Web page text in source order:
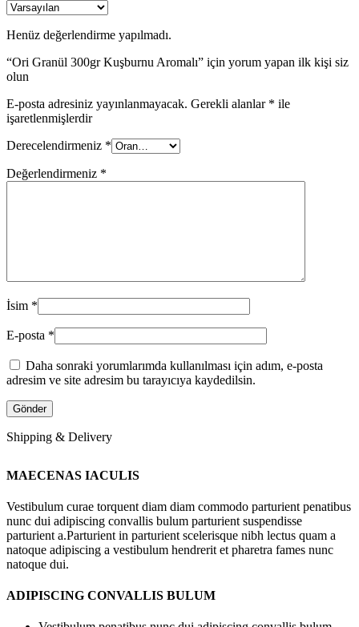
Henüz değerlendirme yapılmadı.
“Ori Granül 300gr Kuşburnu Aromalı” için yorum yapan ilk kişi siz
olun
E-posta adresiniz yayınlanmayacak. Gerekli alanlar * ile
işaretlenmişlerdir
Derecelendirmeniz *
Değerlendirmeniz *
İsim *
E-posta *
Daha sonraki yorumlarımda kullanılması için adım, e-posta
adresim ve site adresim bu tarayıcıya kaydedilsin.
Shipping & Delivery
MAECENAS IACULIS
Vestibulum curae torquent diam diam commodo parturient penatibus
nunc dui adipiscing convallis bulum parturient suspendisse
parturient a.Parturient in parturient scelerisque nibh lectus quam a
natoque adipiscing a vestibulum hendrerit et pharetra fames nunc
natoque dui.
ADIPISCING CONVALLIS BULUM